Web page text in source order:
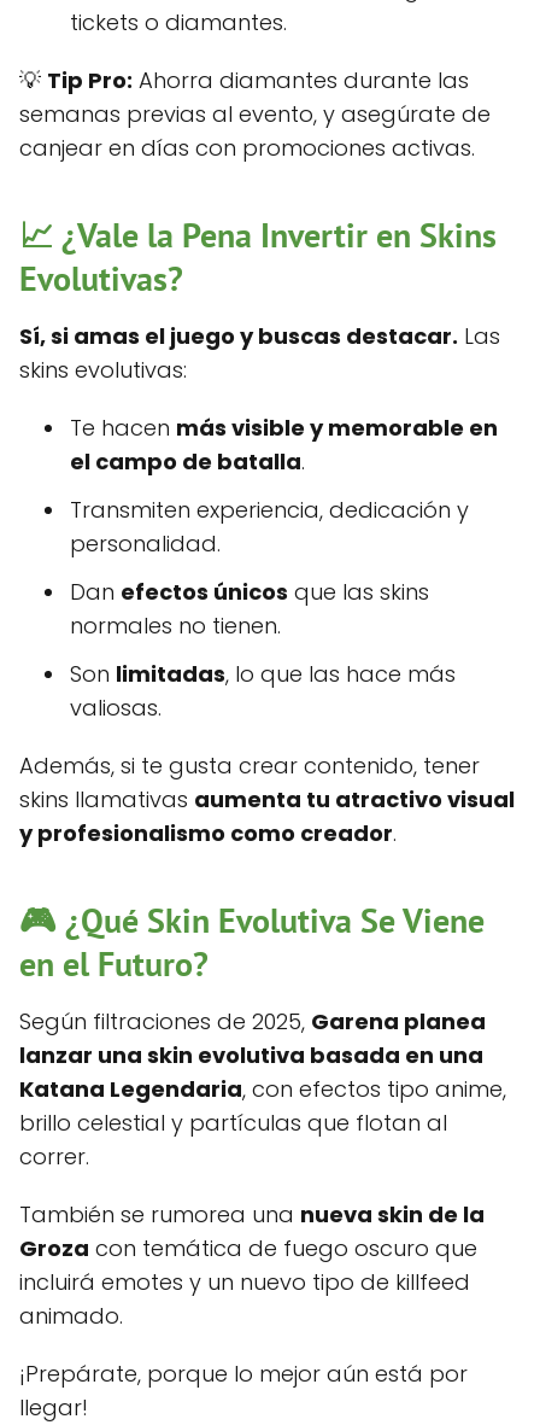
tickets o diamantes.
💡 Tip Pro: Ahorra diamantes durante las
semanas previas al evento, y asegúrate de
canjear en días con promociones activas.
📈 ¿Vale la Pena Invertir en Skins
Evolutivas?
Sí, si amas el juego y buscas destacar. Las
skins evolutivas:
Te hacen más visible y memorable en
el campo de batalla.
Transmiten experiencia, dedicación y
personalidad.
Dan efectos únicos que las skins
normales no tienen.
Son limitadas, lo que las hace más
valiosas.
Además, si te gusta crear contenido, tener
skins llamativas aumenta tu atractivo visual
y profesionalismo como creador.
🎮 ¿Qué Skin Evolutiva Se Viene
en el Futuro?
Según filtraciones de 2025, Garena planea
lanzar una skin evolutiva basada en una
Katana Legendaria, con efectos tipo anime,
brillo celestial y partículas que flotan al
correr.
También se rumorea una nueva skin de la
Groza con temática de fuego oscuro que
incluirá emotes y un nuevo tipo de killfeed
animado.
¡Prepárate, porque lo mejor aún está por
llegar!